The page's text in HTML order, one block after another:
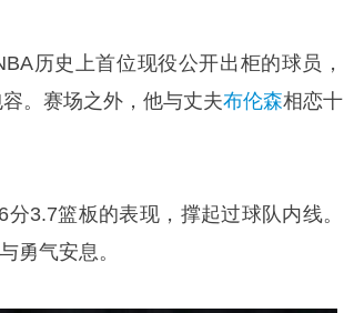
历史上首位现役公开出柜的球员，
。赛场之外，他与丈夫布伦森相恋十
3.7篮板的表现，撑起过球队内线。
勇气安息。